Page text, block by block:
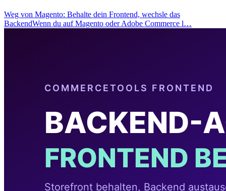
Weg von Magento: Behalte dein Frontend, wechsle das
BackendWenn du auf Magento oder Adobe Commerce l…